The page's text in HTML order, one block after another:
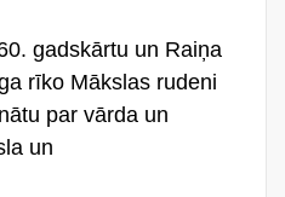
gadskārtu un Raiņa
rīko Mākslas rudeni
par vārda un
un